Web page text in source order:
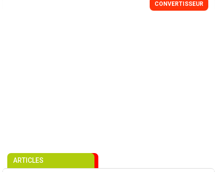
CONVERTISSEUR
ARTICLES